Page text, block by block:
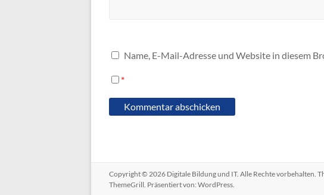
Name, E-Mail-Adresse und Website in diesem
*
Copyright © 2026 Digitale Bildung und IT. Alle Rechte vorbehalten.
ThemeGrill. Präsentiert von: WordPress.